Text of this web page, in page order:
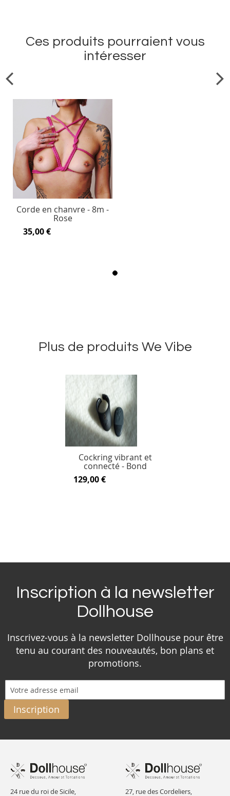
Ces produits pourraient vous
intéresser
Corde en chanvre - 8m -
Rose
35,00 €
Plus de produits We Vibe
Cockring vibrant et
connecté - Bond
129,00 €
Inscription à la newsletter
Dollhouse
Inscrivez-vous à la newsletter Dollhouse pour être
tenu au courant des nouveautés, bon plans et
promotions.
Inscription
24 rue du roi de Sicile,
27, rue des Cordeliers,